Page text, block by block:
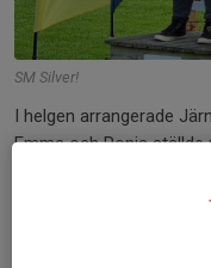
SM Silver!
I helgen arrangerade
Emma och Ronja
Emma hade en lite
poängmässigt och fick